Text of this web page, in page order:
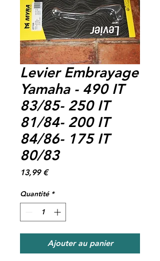
Levier Embrayage
Yamaha - 490 IT
83/85- 250 IT
81/84- 200 IT
84/86- 175 IT
80/83
13,99 €Prix
Quantité *
Ajouter au panier